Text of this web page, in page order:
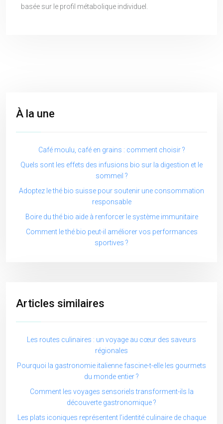
basée sur le profil métabolique individuel.
À la une
Café moulu, café en grains : comment choisir ?
Quels sont les effets des infusions bio sur la digestion et le
sommeil ?
Adoptez le thé bio suisse pour soutenir une consommation
responsable
Boire du thé bio aide à renforcer le système immunitaire
Comment le thé bio peut-il améliorer vos performances
sportives ?
Articles similaires
Les routes culinaires : un voyage au cœur des saveurs
régionales
Pourquoi la gastronomie italienne fascine-t-elle les gourmets
du monde entier ?
Comment les voyages sensoriels transforment-ils la
découverte gastronomique ?
Les plats iconiques représentent l’identité culinaire de chaque